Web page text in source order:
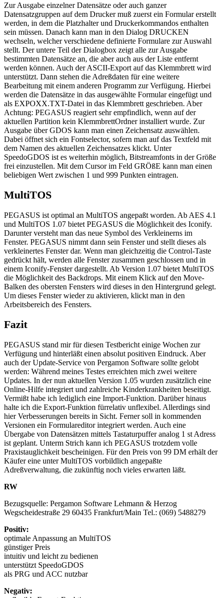
Zur Ausgabe einzelner Datensätze oder auch ganzer
Datensatzgruppen auf dem Drucker muß zuerst ein Formular erstellt
werden, in dem die Platzhalter und Druckerkommandos enthalten
sein müssen. Danach kann man in den Dialog DRUCKEN
wechseln, welcher verschiedene definierte Formulare zur Auswahl
stellt. Der untere Teil der Dialogbox zeigt alle zur Ausgabe
bestimmten Datensätze an, die aber auch aus der Liste entfernt
werden können. Auch der ASCII-Export auf das Klemmbrett wird
unterstützt. Dann stehen die Adreßdaten für eine weitere
Bearbeitung mit einem anderen Programm zur Verfügung. Hierbei
werden die Datensätze in das ausgewählte Formular eingefügt und
als EXPOXX.TXT-Datei in das Klemmbrett geschrieben. Aber
Achtung: PEGASUS reagiert sehr empfindlich, wenn auf der
aktuellen Partition kein KlemmbrettOrdner installiert wurde. Zur
Ausgabe über GDOS kann man einen Zeichensatz auswählen.
Dabei öffnet sich ein Fontselector, sofern man auf das Textfeld mit
dem Namen des aktuellen Zeichensatzes klickt. Unter
SpeedoGDOS ist es weiterhin möglich, Bitstreamfonts in der Größe
frei einzustellen. Mit dem Cursor im Feld GRÖßE kann man einen
beliebigen Wert zwischen 1 und 999 Punkten eintragen.
MultiTOS
PEGASUS ist optimal an MultiTOS angepaßt worden. Ab AES 4.1
und MultiTOS 1.07 bietet PEGASUS die Möglichkeit des Iconify.
Darunter versteht man das neue Symbol des Verkleinerns im
Fenster. PEGASUS nimmt dann sein Fenster und stellt dieses als
verkleinertes Fenster dar. Wenn man gleichzeitig die Control-Taste
gedrückt hält, werden alle Fenster zusammen geschlossen und in
einem Iconify-Fenster dargestellt. Ab Version 1.07 bietet MultiTOS
die Möglichkeit des Backdrops. Mit einem Klick auf den Move-
Balken des obersten Fensters wird dieses in den Hintergrund gelegt.
Um dieses Fenster wieder zu aktivieren, klickt man in den
Arbeitsbereich des Fensters.
Fazit
PEGASUS stand mir für diesen Testbericht einige Wochen zur
Verfügung und hinterläßt einen absolut positiven Eindruck. Aber
auch der Update-Service von Pergamon Software sollte gelobt
werden: Während meines Testes erreichten mich zwei weitere
Updates. In der nun aktuellen Version 1.05 wurden zusätzlich eine
Online-Hilfe integriert und zahlreiche Kinderkrankheiten beseitigt.
Vermißt habe ich lediglich eine Import-Funktion. Darüber hinaus
halte ich die Export-Funktion fürrelativ unflexibel. Allerdings sind
hier Verbesserungen bereits in Sicht. Ferner soll in kommenden
Versionen ein Formulareditor integriert werden. Auch eine
Übergabe von Datensätzen mittels Tastaturpuffer analog 1 st Adress
ist geplant. Unterm Strich kann ich PEGASUS trotzdem volle
Praxistauglichkeit bescheinigen. Für den Preis von 99 DM erhält der
Käufer eine unter MultiTOS vorbildlich angepaßte
Adreßverwaltung, die zukünftig noch vieles erwarten läßt.
RW
Bezugsquelle: Pergamon Software Lehmann & Herzog
Wegscheidestraße 29 60435 Frankfurt/Main Tel.: (069) 5488279
Positiv:
optimale Anpassung an MultiTOS
günstiger Preis
intuitiv und leicht zu bedienen
unterstützt SpeedoGDOS
als PRG und ACC nutzbar
Negativ: